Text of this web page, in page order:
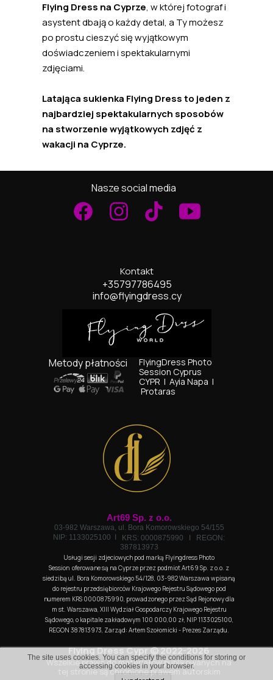
Flying Dress na Cyprze, w której fotograf i
asystent dbają o każdy detal, a Ty możesz
po prostu cieszyć się wyjątkowym
doświadczeniem i spektakularnymi
zdjęciami.
Latająca sukienka Flying Dress to jeden z
najbardziej spektakularnych sposobów
na stworzenie wyjątkowych zdjęć z
wakacji na Cyprze.
FlyingDress Photo
Session Cyprus
CYPR I Ayia Napa I
Protaras
Flying Dress Cypr © 2022-2026
Wszelkie prawa do materiałów publikowanych na
tej stronie są chronione prawem autorskim
Art69 Sp. z o.o.
03-982 Warszawa, ul. Bora Komorowskiego 54/155
NIP: 1133025100 I
KRS: 0000875990 I
REGON:
387813973
Usługi sesji zdjeciowych pod marką Flyingdress Photo
Session oferowane są na Cyprze przez podmiot Art69 Sp. z o.o. z
siedzibą ul. Bora Komorowskiego 54/128, 03-982 Warszawa wpisaną
do rejestru przedsiębiorców Krajowego Rejestru Sądowego pod
numerem KRS 0000875990, prowadzonego przez Sąd Rejonowy dla
m st. Warszawa, XIII Wydział Gospodarczy Krajowego Rejestru
Sądowego, o kapitale zakładowym 100 000,00 zł, NIP 1133025100,
REGON 387813973, Zarząd: Artem Szołomicki - Prezes Zarządu.
Nasze social media
Kontakt
+35797786495
info@flyingdress.cy
Metody płatności
The site uses cookies. You can specify the conditions for storing or
accessing cookies in your browser.